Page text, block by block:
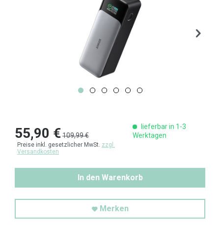
55,90 €109,99 €
Preise inkl. gesetzlicher MwSt. zzgl.
Versandkosten
lieferbar in 1-3
Werktagen
In den Warenkorb
Merken